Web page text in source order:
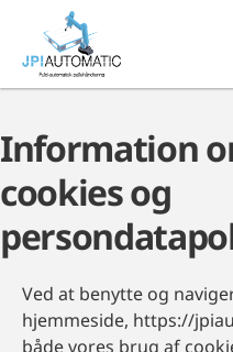
Information
cookies og
Ved at benytte og
hjemmeside, https://
både vores brug af